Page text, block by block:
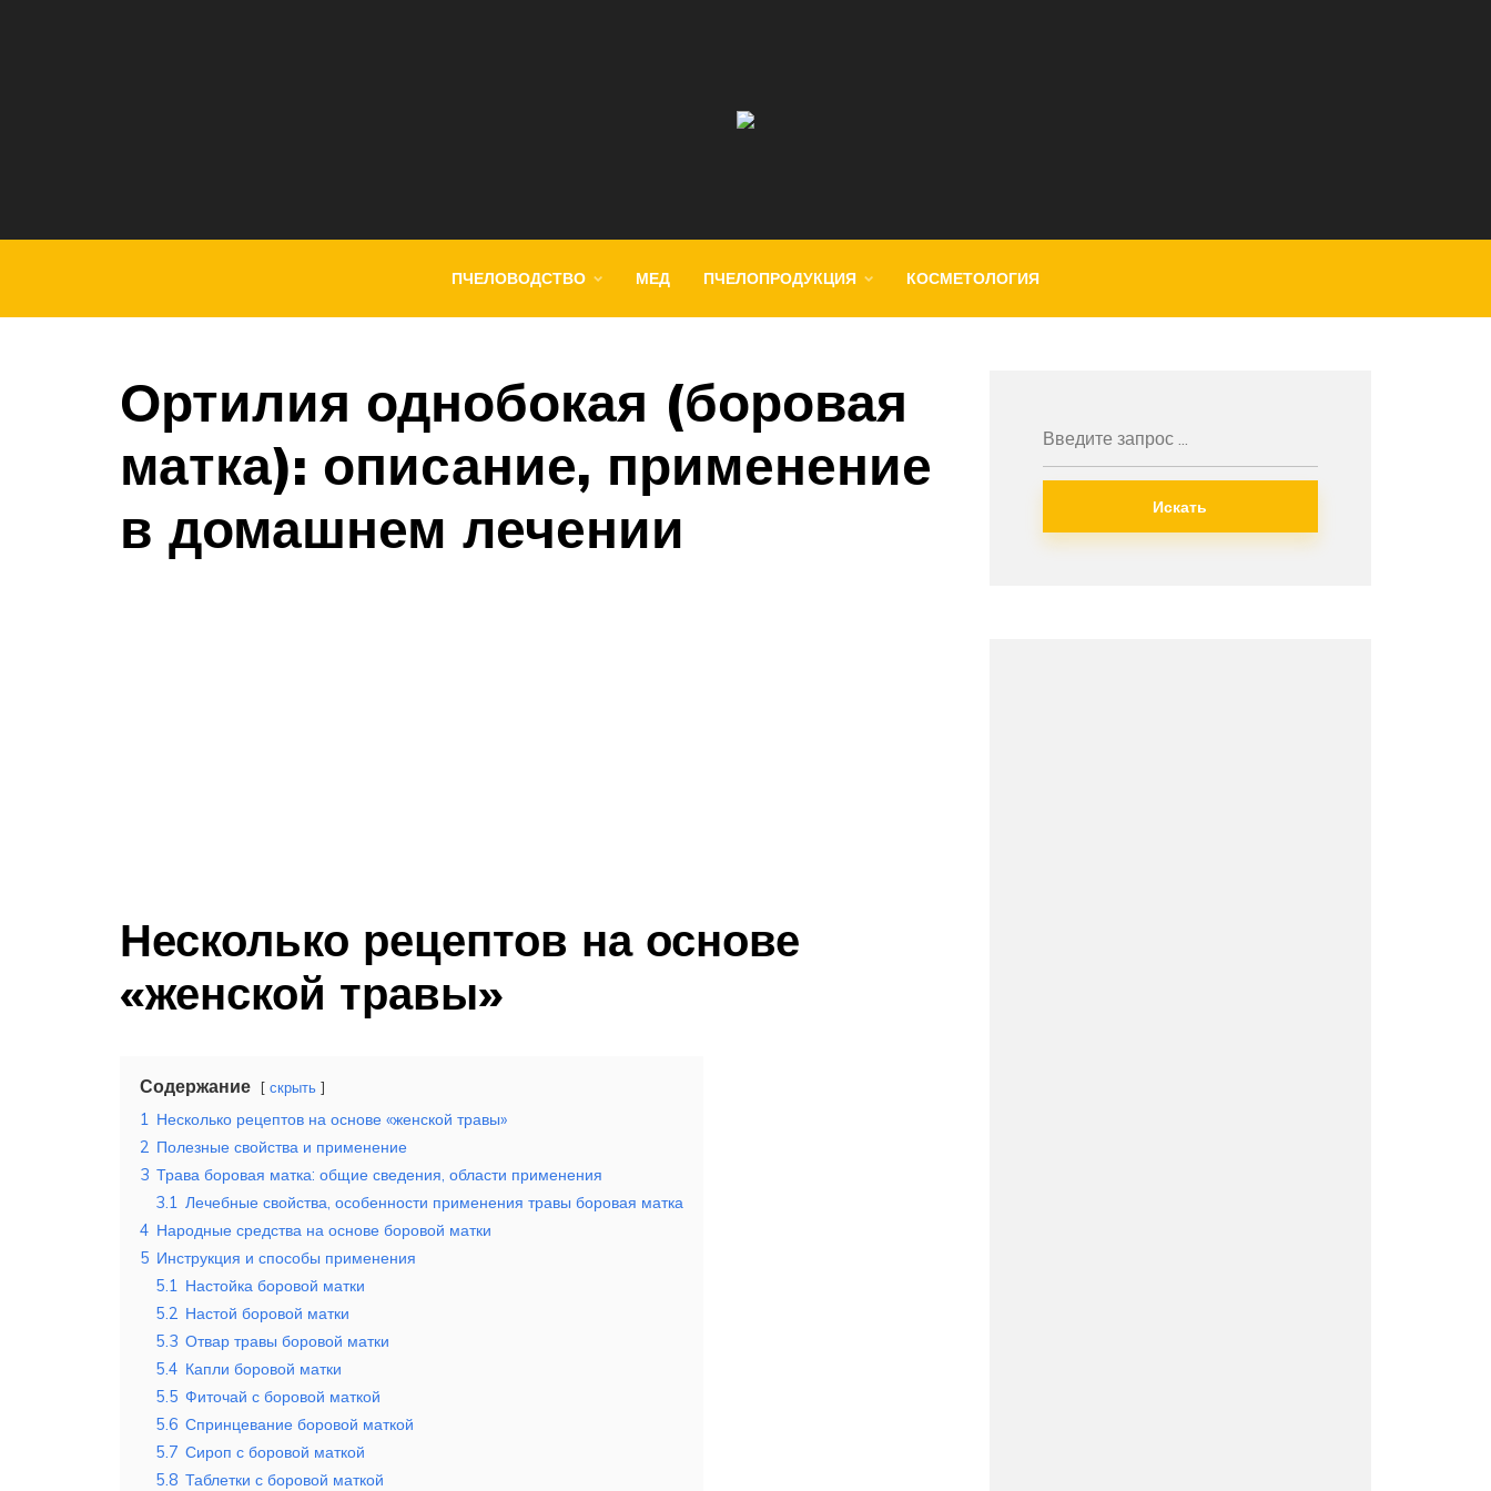
ПЧЕЛОВОДСТВО МЕД ПЧЕЛОПРОДУКЦИЯ КОСМЕТОЛОГИЯ
Ортилия однобокая (боровая
матка): описание, применение
в домашнем лечении
Несколько рецептов на основе
«женской травы»
Содержание скрыть
1 Несколько рецептов на основе «женской травы»
2 Полезные свойства и применение
3 Трава боровая матка: общие сведения, области применения
3.1 Лечебные свойства, особенности применения травы боровая матка
4 Народные средства на основе боровой матки
5 Инструкция и способы применения
5.1 Настойка боровой матки
5.2 Настой боровой матки
5.3 Отвар травы боровой матки
5.4 Капли боровой матки
5.5 Фиточай с боровой маткой
5.6 Спринцевание боровой маткой
5.7 Сироп с боровой маткой
5.8 Таблетки с боровой маткой
Искать